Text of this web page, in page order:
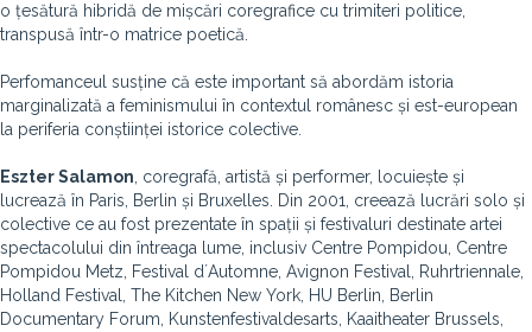
o țesătură hibridă de mișcări coregrafice cu trimiteri politice,
transpusă într-o matrice poetică.
Perfomanceul susține că este important să abordăm istoria
marginalizată a feminismului în contextul românesc și est-european
la periferia conștiinței istorice colective.
Eszter Salamon , coregrafă, artistă și performer, locuiește și
lucrează în Paris, Berlin și Bruxelles. Din 2001, creează lucrări solo și
colective ce au fost prezentate în spații și festivaluri destinate artei
spectacolului din întreaga lume, inclusiv Centre Pompidou, Centre
Pompidou Metz, Festival dʼAutomne, Avignon Festival, Ruhrtriennale,
Holland Festival, The Kitchen New York, HU Berlin, Berlin
Documentary Forum, Kunstenfestivaldesarts, Kaaitheater Brussels,